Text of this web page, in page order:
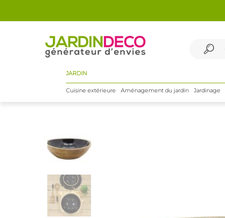
JARDIN
Cuisine extérieure Aménagement du jardin Jardinage